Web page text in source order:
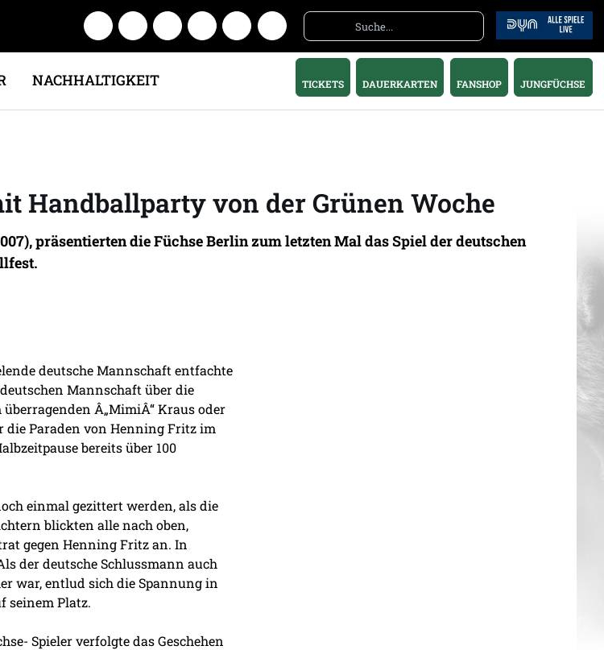
NACHHALTIGKEIT TICKETS DAUERKARTEN FANSHOP JUNGFÜCHSE
Handballparty von der Grünen Woche
präsentierten die Füchse Berlin zum letzten Mal das Spiel der deutschen
deutsche Mannschaft entfachte
Mannschaft über die
Â„MimiÂ“ Kraus oder
die Paraden von Henning Fritz im
bereits über 100
einmal gezittert werden, als die
blickten alle nach oben,
gegen Henning Fritz an. In
der deutsche Schlussmann auch
war, entlud sich die Spannung in
seinem Platz.
Spieler verfolgte das Geschehen